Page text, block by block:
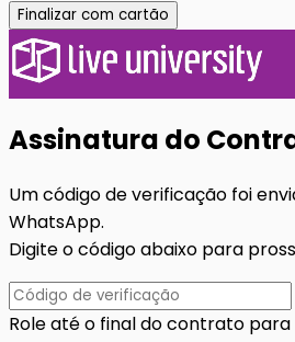
Finalizar com cartão
Assinatura do
Um código de verificação foi
WhatsApp.
Digite o código abaixo para
Role até o final do contrato